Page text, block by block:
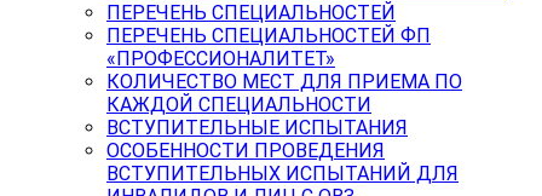
ПЕРЕЧЕНЬ СПЕЦИАЛЬНОСТЕЙ
ПЕРЕЧЕНЬ СПЕЦИАЛЬНОСТЕЙ ФП
«ПРОФЕССИОНАЛИТЕТ»
КОЛИЧЕСТВО МЕСТ ДЛЯ ПРИЕМА ПО
КАЖДОЙ СПЕЦИАЛЬНОСТИ
ВСТУПИТЕЛЬНЫЕ ИСПЫТАНИЯ
ОСОБЕННОСТИ ПРОВЕДЕНИЯ
ВСТУПИТЕЛЬНЫХ ИСПЫТАНИЙ ДЛЯ